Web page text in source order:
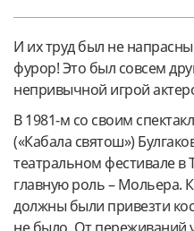
И их труд был не
фурор! Это был совсем
непривычной игрой
В 1981-м со своим
(«Кабала святош»)
театральном фестивале в
главную роль – Мольера.
должны были привезти